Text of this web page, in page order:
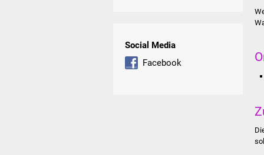
Social Media
Facebook